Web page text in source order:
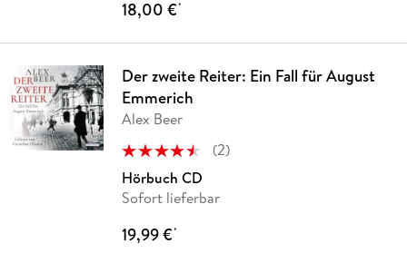
18,00 €*
Der zweite Reiter: Ein Fall für August
Emmerich
Alex Beer
(2)
Hörbuch CD
Sofort lieferbar
19,99 €*